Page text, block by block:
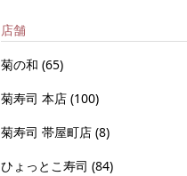
店舗
菊の和 (65)
菊寿司 本店 (100)
菊寿司 帯屋町店 (8)
ひょっとこ寿司 (84)